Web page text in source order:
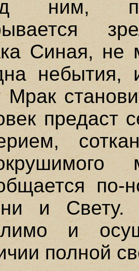
ним,
Синая, не
небытия,
Мрак
предаст
по-
и Свету.
и
полной